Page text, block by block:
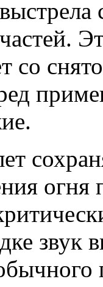
выстрела
частей.
со
звук